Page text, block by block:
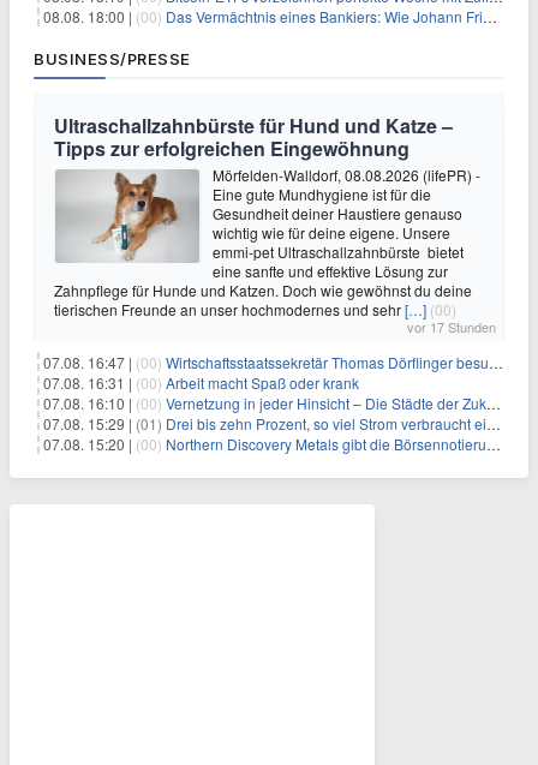
08.08. 18:00 | (00) Das Vermächtnis eines Bankiers: Wie Johann Friedrich Städel sein Imperium unsterblich machte
BUSINESS/PRESSE
Ultraschallzahnbürste für Hund und Katze –
Tipps zur erfolgreichen Eingewöhnung
Mörfelden-Walldorf, 08.08.2026 (lifePR) -
Eine gute Mundhygiene ist für die
Gesundheit deiner Haustiere genauso
wichtig wie für deine eigene. Unsere
emmi-pet Ultraschallzahnbürste bietet
eine sanfte und effektive Lösung zur
Zahnpflege für Hunde und Katzen. Doch wie gewöhnst du deine
tierischen Freunde an unser hochmodernes und sehr[…] (00)
vor 17 Stunden
07.08. 16:47 | (00) Wirtschaftsstaatssekretär Thomas Dörflinger besucht Handwerksbetrieb im Kammerbezirk Freiburg
07.08. 16:31 | (00) Arbeit macht Spaß oder krank
07.08. 16:10 | (00) Vernetzung in jeder Hinsicht – Die Städte der Zukunft sind grün-blau
07.08. 15:29 | (01) Drei bis zehn Prozent, so viel Strom verbraucht ein Aufzug im Gebäude
07.08. 15:20 | (00) Northern Discovery Metals gibt die Börsennotierung an der Frankfurter Wertpapierbörse bekannt